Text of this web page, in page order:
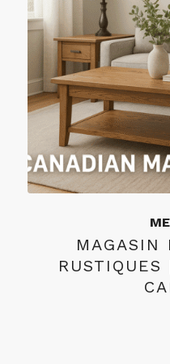
MAGASIN